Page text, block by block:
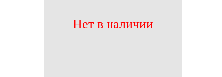
Нет в наличии